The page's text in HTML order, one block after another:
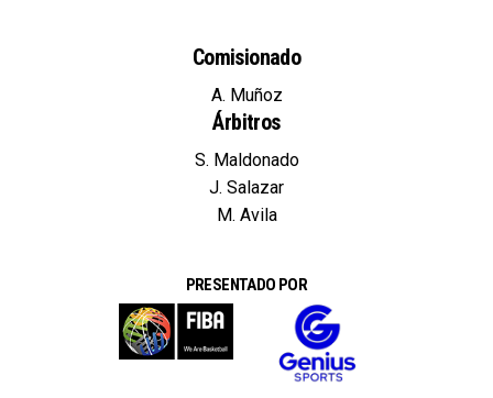
Comisionado
A. Muñoz
Árbitros
S. Maldonado
J. Salazar
M. Avila
PRESENTADO POR